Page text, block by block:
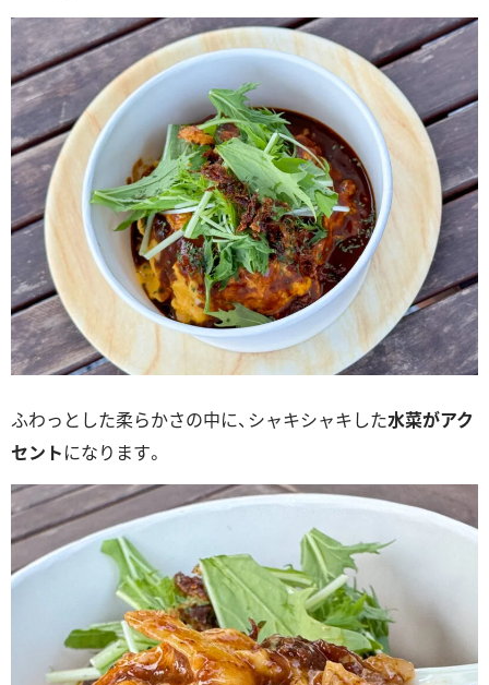
ふわっとした柔らかさの中に、シャキシャキした水菜がアク
セントになります。